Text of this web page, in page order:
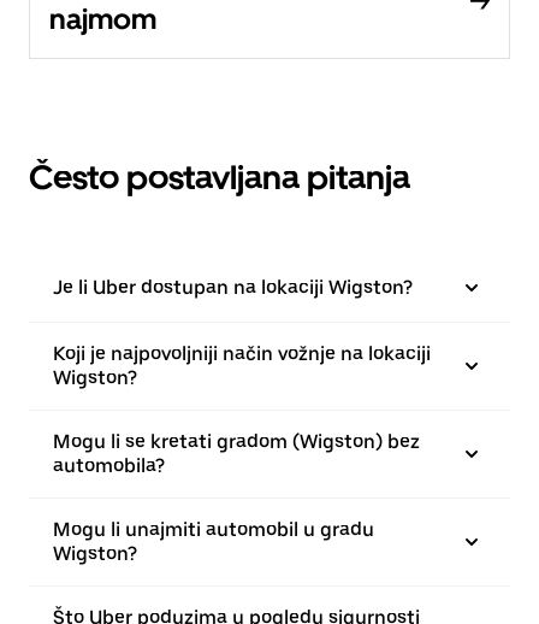
najmom
Često postavljana pitanja
Je li Uber dostupan na lokaciji Wigston?
Koji je najpovoljniji način vožnje na lokaciji
Wigston?
Mogu li se kretati gradom (Wigston) bez
automobila?
Mogu li unajmiti automobil u gradu
Wigston?
Što Uber poduzima u pogledu sigurnosti